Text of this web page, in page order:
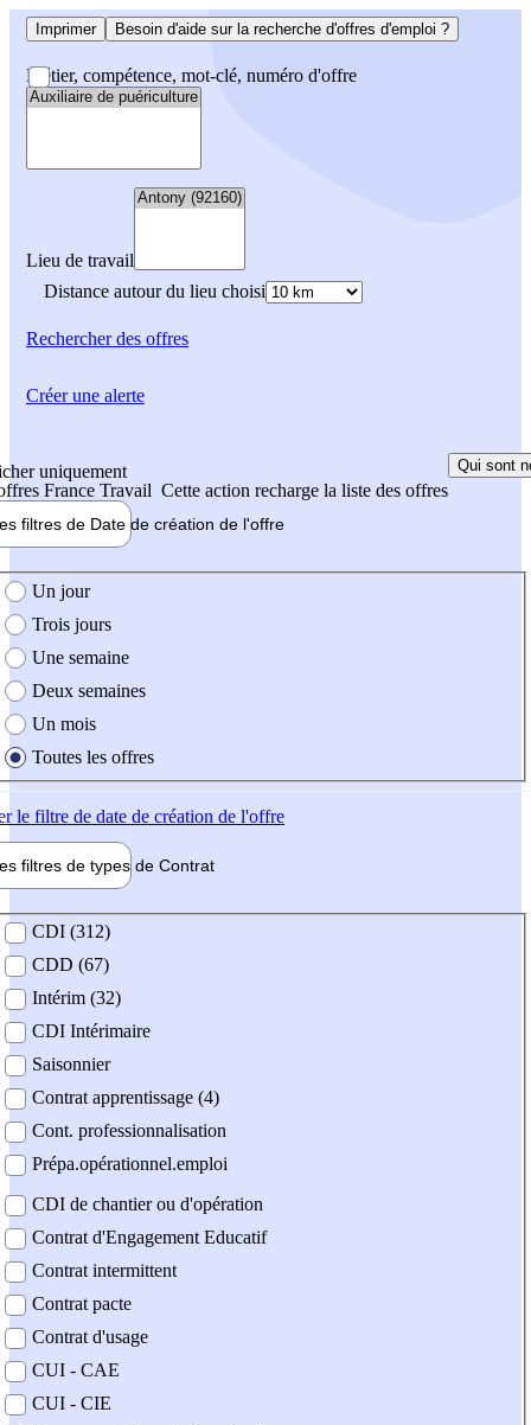
Imprimer Besoin d'aide sur la recherche d'offres d'emploi ?
Métier, compétence, mot-clé, numéro d'offre
Lieu de travail
Distance autour du lieu choisi
Rechercherdes offres
uniquement
France Travail Cette action recharge la liste des offres
Qui sont
filtres de Date de création de l'offre
création de l'offre
Un jour
Trois jours
Une semaine
Deux semaines
Un mois
Toutes les offres
le filtre de date de création de l'offre
filtres de types de Contrat
contrat
CDI (312)
CDD (67)
Intérim (32)
CDI Intérimaire
Saisonnier
Contrat apprentissage (4)
Cont. professionnalisation
Prépa.opérationnel.emploi
CDI de chantier ou d'opération
Contrat d'Engagement Educatif
Contrat intermittent
Contrat pacte
Contrat d'usage
CUI - CAE
CUI - CIE
Créer une alerte